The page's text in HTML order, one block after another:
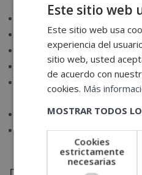
procesos de logística
La planificación y
La gestión del
La gestión deinventarios.
procesos de
Las técnicas para negociar
incidenciasque
suministros, conocida como
Este sitio web
Este sitio web usa
experiencia del
sitio web, usted
de acuerdo con
cookies. Más
MOSTRAR TODOS
Cookies
estrictamente
necesarias